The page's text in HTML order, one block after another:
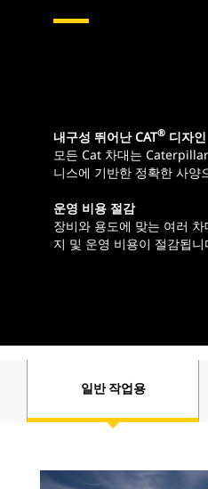
내구성 뛰어난 CAT® 디자인
모든 Cat 차대는
니스에 기반한 정확한 사양
운영 비용 절감
장비와 용도에 맞는 여러
지 및 운영 비용이 절감됩니
일반 작업용